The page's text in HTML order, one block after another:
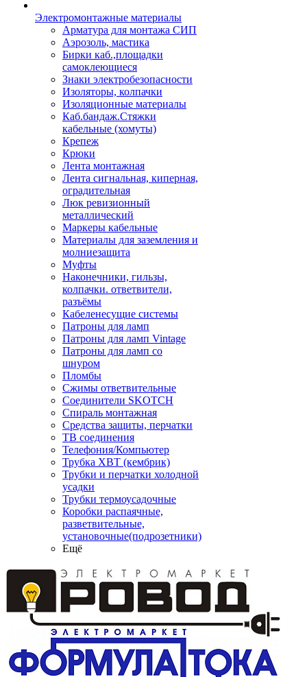
Электромонтажные материалы
Арматура для монтажа СИП
Аэрозоль, мастика
Бирки каб.,площадки
самоклеющиеся
Знаки электробезопасности
Изоляторы, колпачки
Изоляционные материалы
Каб.бандаж.Стяжки
кабельные (хомуты)
Крепеж
Крюки
Лента монтажная
Лента сигнальная, киперная,
оградительная
Люк ревизионный
металлический
Маркеры кабельные
Материалы для заземления и
молниезащита
Муфты
Наконечники, гильзы,
колпачки. ответвители,
разъёмы
Кабеленесущие системы
Патроны для ламп
Патроны для ламп Vintage
Патроны для ламп со
шнуром
Пломбы
Сжимы ответвительные
Соединители SKOTCH
Спираль монтажная
Средства защиты, перчатки
ТВ соединения
Телефония/Компьютер
Трубка ХВТ (кембрик)
Трубки и перчатки холодной
усадки
Трубки термоусадочные
Коробки распаячные,
разветвительные,
установочные(подрозетники)
Ещё